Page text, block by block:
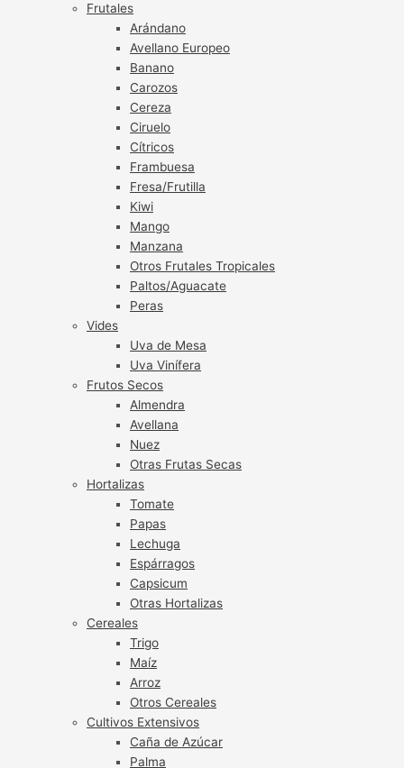
Frutales
Arándano
Avellano Europeo
Banano
Carozos
Cereza
Ciruelo
Cítricos
Frambuesa
Fresa/Frutilla
Kiwi
Mango
Manzana
Otros Frutales Tropicales
Paltos/Aguacate
Peras
Vides
Uva de Mesa
Uva Vinífera
Frutos Secos
Almendra
Avellana
Nuez
Otras Frutas Secas
Hortalizas
Tomate
Papas
Lechuga
Espárragos
Capsicum
Otras Hortalizas
Cereales
Trigo
Maíz
Arroz
Otros Cereales
Cultivos Extensivos
Caña de Azúcar
Palma